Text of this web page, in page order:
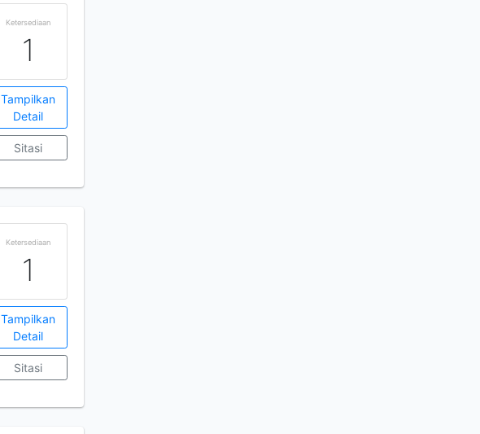
Ketersediaan
1
Tampilkan
Detail
Sitasi
Ketersediaan
1
Tampilkan
Detail
Sitasi